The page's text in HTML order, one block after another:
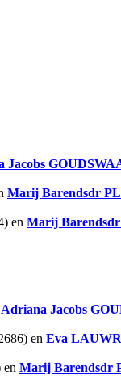
Jacobs
Marij Barendsdr
en Marij Barendsdr
Adriana Jacobs
en Eva
en Marij Barendsdr